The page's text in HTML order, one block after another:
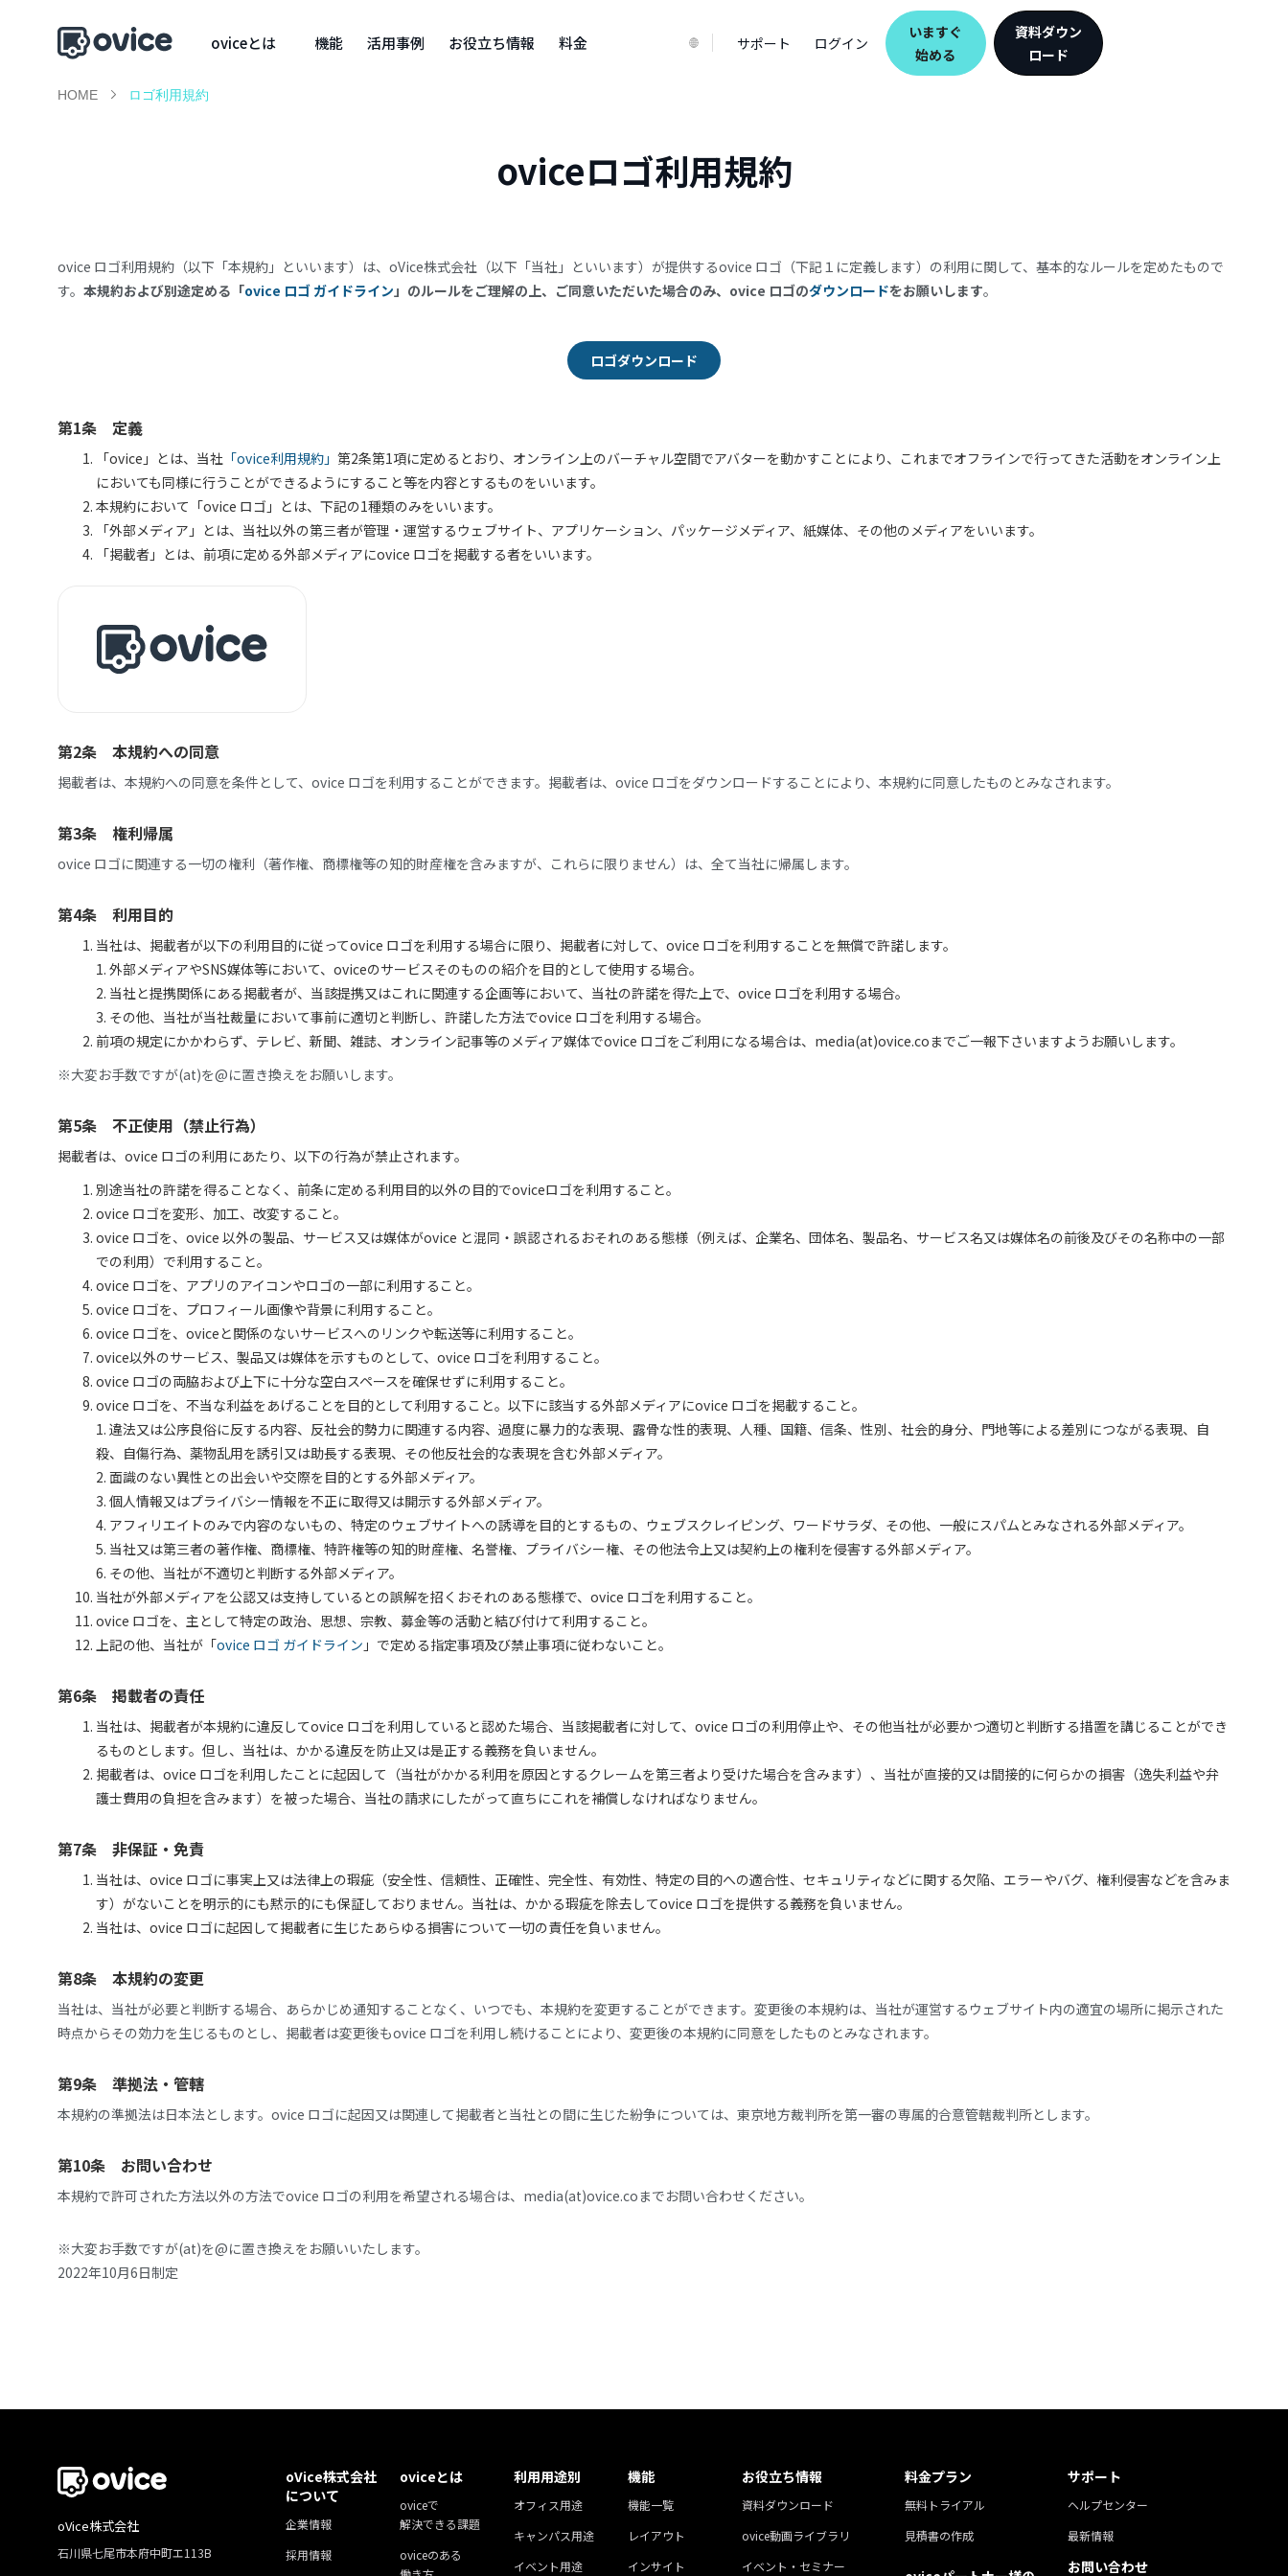
oviceとは 機能 活用事例 お役立ち情報 料金 サポート ログイン
いますぐ
始める
資料ダウン
ロード
HOME ロゴ利用規約
oviceロゴ利用規約
ovice ロゴ利用規約（以下「本規約」といいます）は、oVice株式会社（以下「当社」といいます）が提供するovice ロゴ（下記１に定義します）の利用に関して、基本的なルールを定めたもので
す。 本規約および別途定める「ovice ロゴ ガイドライン」のルールをご理解の上、ご同意いただいた場合のみ、ovice ロゴのダウンロードをお願いします。
ロゴダウンロード
第1条 定義
「ovice」とは、当社 「ovice利用規約」 第2条第1項に定めるとおり、オンライン上のバーチャル空間でアバターを動かすことにより、これまでオフラインで行ってきた活動をオンライン上
においても同様に行うことができるようにすること等を内容とするものをいいます。
本規約において「ovice ロゴ」とは、下記の1種類のみをいいます。
「外部メディア」とは、当社以外の第三者が管理・運営するウェブサイト、アプリケーション、パッケージメディア、紙媒体、その他のメディアをいいます。
「掲載者」とは、前項に定める外部メディアにovice ロゴを掲載する者をいいます。
第2条 本規約への同意
掲載者は、本規約への同意を条件として、ovice ロゴを利用することができます。掲載者は、ovice ロゴをダウンロードすることにより、本規約に同意したものとみなされます。
第3条 権利帰属
ovice ロゴに関連する一切の権利（著作権、商標権等の知的財産権を含みますが、これらに限りません）は、全て当社に帰属します。
第4条 利用目的
当社は、掲載者が以下の利用目的に従ってovice ロゴを利用する場合に限り、掲載者に対して、ovice ロゴを利用することを無償で許諾します。
1. 外部メディアやSNS媒体等において、oviceのサービスそのものの紹介を目的として使用する場合。
2. 当社と提携関係にある掲載者が、当該提携又はこれに関連する企画等において、当社の許諾を得た上で、ovice ロゴを利用する場合。
3. その他、当社が当社裁量において事前に適切と判断し、許諾した方法でovice ロゴを利用する場合。
前項の規定にかかわらず、テレビ、新聞、雑誌、オンライン記事等のメディア媒体でovice ロゴをご利用になる場合は、media(at)ovice.coまでご一報下さいますようお願いします。
※大変お手数ですが(at)を@に置き換えをお願いします。
第5条 不正使用（禁止行為）
掲載者は、ovice ロゴの利用にあたり、以下の行為が禁止されます。
別途当社の許諾を得ることなく、前条に定める利用目的以外の目的でoviceロゴを利用すること。
ovice ロゴを変形、加工、改変すること。
ovice ロゴを、ovice 以外の製品、サービス又は媒体がovice と混同・誤認されるおそれのある態様（例えば、企業名、団体名、製品名、サービス名又は媒体名の前後及びその名称中の一部
での利用）で利用すること。
ovice ロゴを、アプリのアイコンやロゴの一部に利用すること。
ovice ロゴを、プロフィール画像や背景に利用すること。
ovice ロゴを、oviceと関係のないサービスへのリンクや転送等に利用すること。
ovice以外のサービス、製品又は媒体を示すものとして、ovice ロゴを利用すること。
ovice ロゴの両脇および上下に十分な空白スペースを確保せずに利用すること。
ovice ロゴを、不当な利益をあげることを目的として利用すること。以下に該当する外部メディアにovice ロゴを掲載すること。
1. 違法又は公序良俗に反する内容、反社会的勢力に関連する内容、過度に暴力的な表現、露骨な性的表現、人種、国籍、信条、性別、社会的身分、門地等による差別につながる表現、自
殺、自傷行為、薬物乱用を誘引又は助長する表現、その他反社会的な表現を含む外部メディア。
2. 面識のない異性との出会いや交際を目的とする外部メディア。
3. 個人情報又はプライバシー情報を不正に取得又は開示する外部メディア。
4. アフィリエイトのみで内容のないもの、特定のウェブサイトへの誘導を目的とするもの、ウェブスクレイピング、ワードサラダ、その他、一般にスパムとみなされる外部メディア。
5. 当社又は第三者の著作権、商標権、特許権等の知的財産権、名誉権、プライバシー権、その他法令上又は契約上の権利を侵害する外部メディア。
6. その他、当社が不適切と判断する外部メディア。
当社が外部メディアを公認又は支持しているとの誤解を招くおそれのある態様で、ovice ロゴを利用すること。
ovice ロゴを、主として特定の政治、思想、宗教、募金等の活動と結び付けて利用すること。
上記の他、当社が「ovice ロゴ ガイドライン 」で定める指定事項及び禁止事項に従わないこと。
第6条 掲載者の責任
当社は、掲載者が本規約に違反してovice ロゴを利用していると認めた場合、当該掲載者に対して、ovice ロゴの利用停止や、その他当社が必要かつ適切と判断する措置を講じることができ
るものとします。但し、当社は、かかる違反を防止又は是正する義務を負いません。
掲載者は、ovice ロゴを利用したことに起因して（当社がかかる利用を原因とするクレームを第三者より受けた場合を含みます）、当社が直接的又は間接的に何らかの損害（逸失利益や弁
護士費用の負担を含みます）を被った場合、当社の請求にしたがって直ちにこれを補償しなければなりません。
第7条 非保証・免責
当社は、ovice ロゴに事実上又は法律上の瑕疵（安全性、信頼性、正確性、完全性、有効性、特定の目的への適合性、セキュリティなどに関する欠陥、エラーやバグ、権利侵害などを含みま
す）がないことを明示的にも黙示的にも保証しておりません。当社は、かかる瑕疵を除去してovice ロゴを提供する義務を負いません。
当社は、ovice ロゴに起因して掲載者に生じたあらゆる損害について一切の責任を負いません。
第8条 本規約の変更
当社は、当社が必要と判断する場合、あらかじめ通知することなく、いつでも、本規約を変更することができます。変更後の本規約は、当社が運営するウェブサイト内の適宜の場所に掲示された
時点からその効力を生じるものとし、掲載者は変更後もovice ロゴを利用し続けることにより、変更後の本規約に同意をしたものとみなされます。
第9条 準拠法・管轄
本規約の準拠法は日本法とします。ovice ロゴに起因又は関連して掲載者と当社との間に生じた紛争については、東京地方裁判所を第一審の専属的合意管轄裁判所とします。
第10条 お問い合わせ
本規約で許可された方法以外の方法でovice ロゴの利用を希望される場合は、media(at)ovice.coまでお問い合わせください。
※大変お手数ですが(at)を@に置き換えをお願いいたします。
2022年10月6日制定
oVice株式会社
石川県七尾市本府中町エ113B
oVice株式会社
について
企業情報
採用情報
oviceとは
oviceで
解決できる課題
oviceのある
利用用途別
オフィス用途
キャンパス用途
イベント用途
機能
機能一覧
レイアウト
インサイト
お役立ち情報
資料ダウンロード
ovice動画ライブラリ
イベント・セミナー
料金プラン
無料トライアル
見積書の作成
サポート
ヘルプセンター
最新情報
お問い合わせ